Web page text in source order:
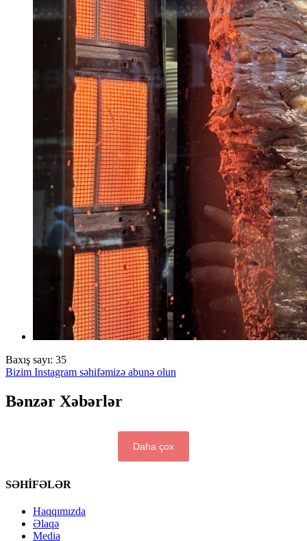
Baxış sayı: 35
Bizim Instagram səhifəmizə abunə olun
Bənzər Xəbərlər
Daha çox
SƏHİFƏLƏR
Haqqımızda
Əlaqə
Media